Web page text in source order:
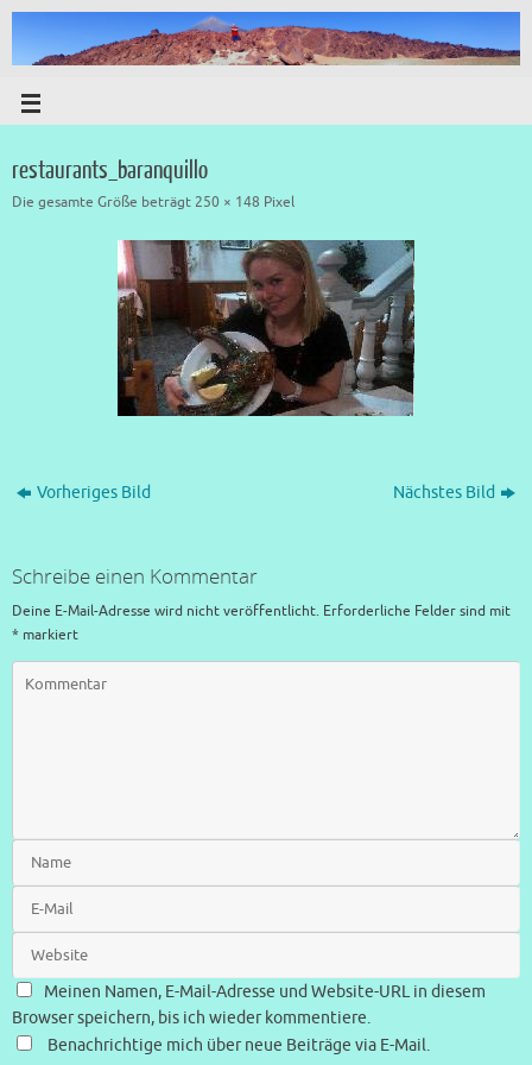
restaurants_baranquillo
Die gesamte Größe beträgt 250 × 148 Pixel
Vorheriges Bild Nächstes Bild
Schreibe einen Kommentar
Deine E-Mail-Adresse wird nicht veröffentlicht. Erforderliche Felder sind mit
* markiert
Meinen Namen, E-Mail-Adresse und Website-URL in diesem
Browser speichern, bis ich wieder kommentiere.
Benachrichtige mich über neue Beiträge via E-Mail.